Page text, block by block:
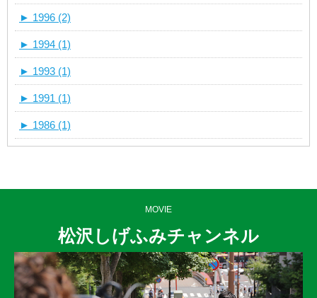
► 1996 (2)
► 1994 (1)
► 1993 (1)
► 1991 (1)
► 1986 (1)
MOVIE
松沢しげふみチャンネル